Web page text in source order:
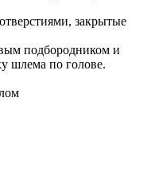
закрытые
подбородником и
шлема по голове.